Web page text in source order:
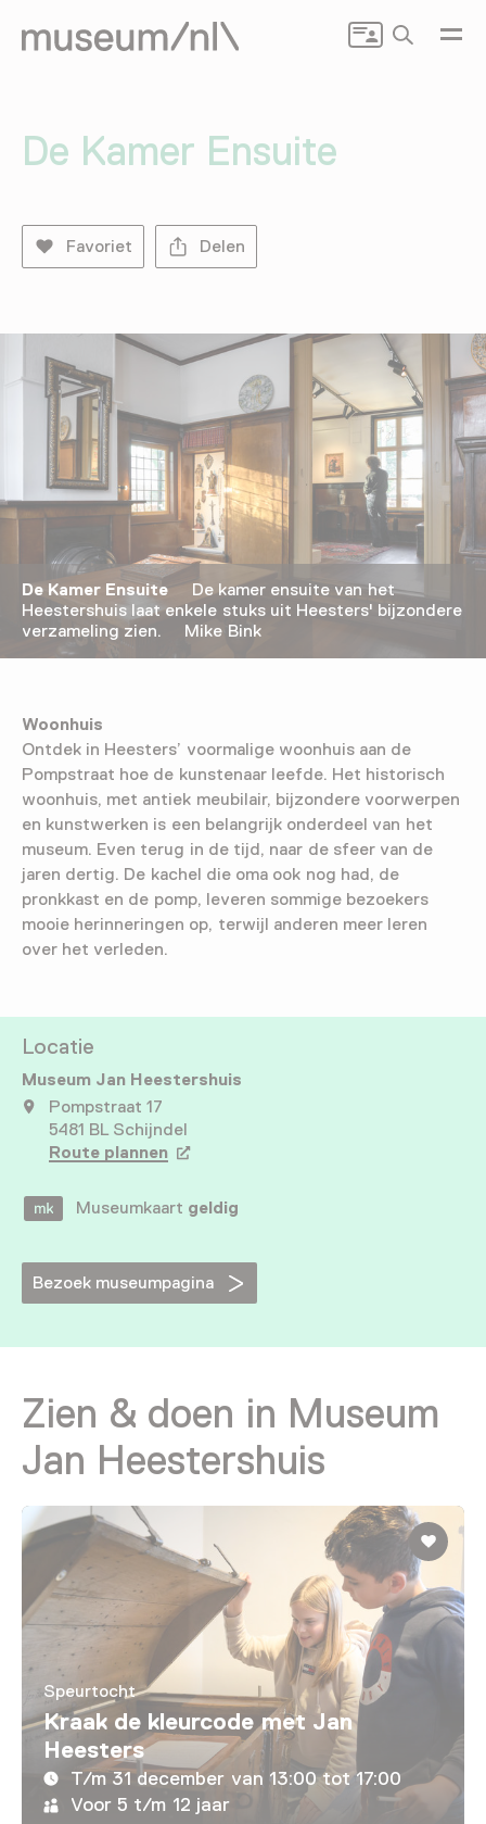
Zoeken
De Kamer Ensuite
Favoriet Delen
De Kamer Ensuite De kamer ensuite van het
Heestershuis laat enkele stuks uit Heesters' bijzondere
verzameling zien. Mike Bink
Woonhuis
Ontdek in Heesters’ voormalige woonhuis aan de
Pompstraat hoe de kunstenaar leefde. Het historisch
woonhuis, met antiek meubilair, bijzondere voorwerpen
en kunstwerken is een belangrijk onderdeel van het
museum. Even terug in de tijd, naar de sfeer van de
jaren dertig. De kachel die oma ook nog had, de
pronkkast en de pomp, leveren sommige bezoekers
mooie herinneringen op, terwijl anderen meer leren
over het verleden.
Locatie
Museum Jan Heestershuis
Pompstraat 17
5481 BL Schijndel
Route plannen Opent in een nieuw tabblad
Museumkaart geldig
Bezoek museumpagina
Zien & doen in Museum
Jan Heestershuis
Speurtocht
Kraak de kleurcode met Jan
Heesters
T/m 31 december van 13:00 tot 17:00
Voor 5 t/m 12 jaar